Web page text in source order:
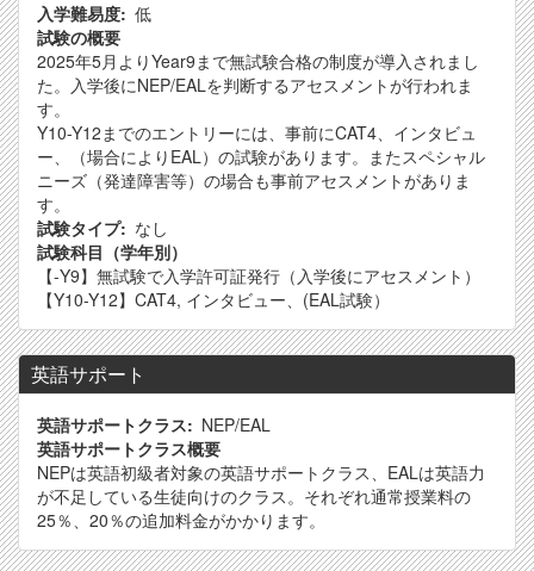
入学難易度 低
試験の概要
2025年5月よりYear9まで無試験合格の制度が導入されまし
た。入学後にNEP/EALを判断するアセスメントが行われま
す。
Y10-Y12までのエントリーには、事前にCAT4、インタビュ
ー、（場合によりEAL）の試験があります。またスペシャル
ニーズ（発達障害等）の場合も事前アセスメントがありま
す。
試験タイプ
なし
試験科目（学年別）
【-Y9】無試験で入学許可証発行（入学後にアセスメント）
【Y10-Y12】CAT4, インタビュー、(EAL試験）
英語サポート
英語サポートクラス
NEP/EAL
英語サポートクラス概要
NEPは英語初級者対象の英語サポートクラス、EALは英語力
が不足している生徒向けのクラス。それぞれ通常授業料の
25％、20％の追加料金がかかります。